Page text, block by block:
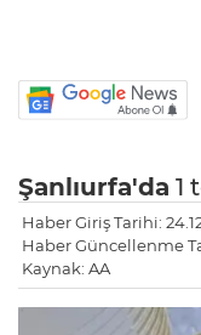
Şanlıurfa'da 1
Haber Giriş Tarihi:
Haber Güncellenme
Kaynak: AA